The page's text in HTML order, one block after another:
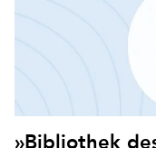
»Bibliothek